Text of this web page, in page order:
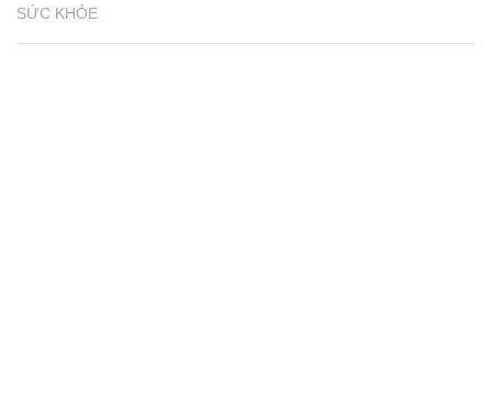
SỨC KHỎE